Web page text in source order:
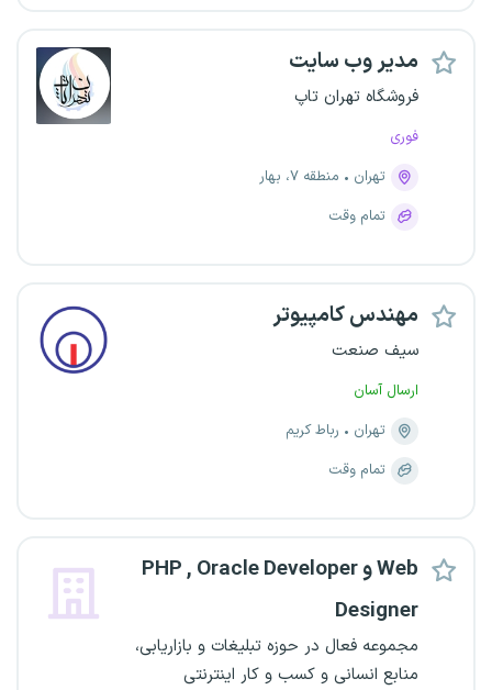
مدیر وب سایت
فروشگاه تهران تاپ
فوری
تهران
منطقه ۷، بهار
تمام وقت
مهندس کامپیوتر
سیف صنعت
ارسال آسان
تهران
رباط کریم
تمام وقت
PHP , Oracle Developer و Web
Designer
مجموعه فعال در حوزه تبلیغات و بازاریابی،
منابع انسانی و کسب و کار اینترنتی